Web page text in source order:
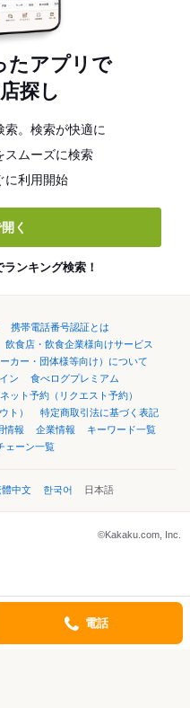
たアプリで
探し
索。検索が快適に
スムーズに検索
に利用開始
く
ンキング検索！
携帯電話番号認証とは
飲食店・飲食企業様向けサービス
カー・団体様等向け）について
ン
食べログプレミアム
ネット予約（リクエスト予約）
ト）
特定商取引法に基づく表記
情報 企業情報
キーワード一覧
ェーン一覧
體中文 한국어 日本語
©Kakaku.com, Inc.
電話